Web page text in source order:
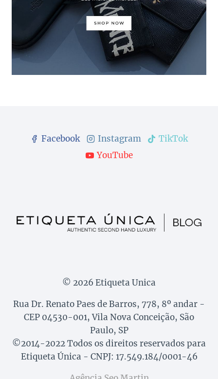
Facebook Instagram
TikTok
YouTube
© 2026 Etiqueta Unica
Rua Dr. Renato Paes de Barros, 778, 8º andar -
CEP 04530-001, Vila Nova Conceição, São
Paulo, SP
©2014-2022 Todos os direitos reservados para
Etiqueta Única - CNPJ: 17.549.184/0001-46